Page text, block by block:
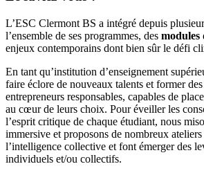
L’ESC Clermont BS a intégré depuis
l’ensemble de ses programmes, des modules
enjeux contemporains dont bien sûr le défi
En tant qu’institution d’enseignement
faire éclore de nouveaux talents et former
entrepreneurs responsables, capables de
au cœur de leurs choix. Pour éveiller les
l’esprit critique de chaque étudiant, nous
immersive et proposons de nombreux
l’intelligence collective et font émerger des
individuels et/ou collectifs.